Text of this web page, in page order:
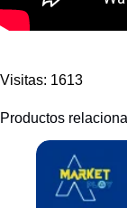
Visitas: 1613
Productos